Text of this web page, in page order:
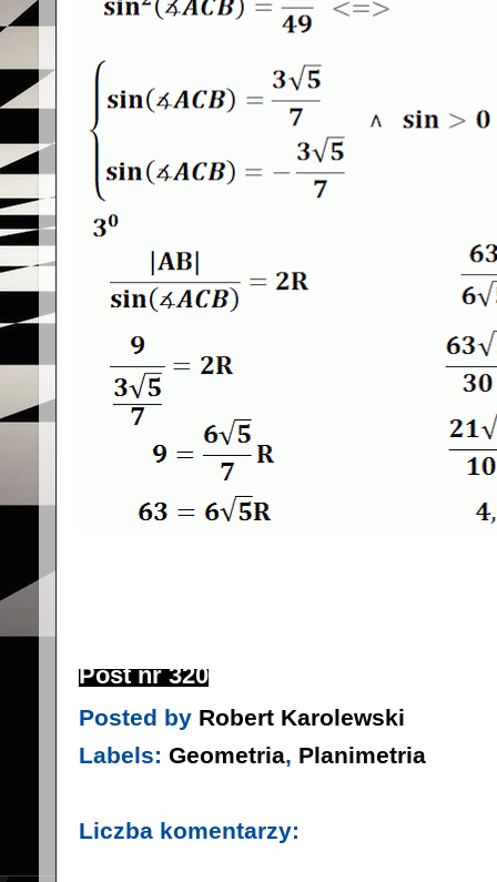
Post nr 320
Posted by Robert Karolewski
Labels: Geometria, Planimetria
Liczba komentarzy: